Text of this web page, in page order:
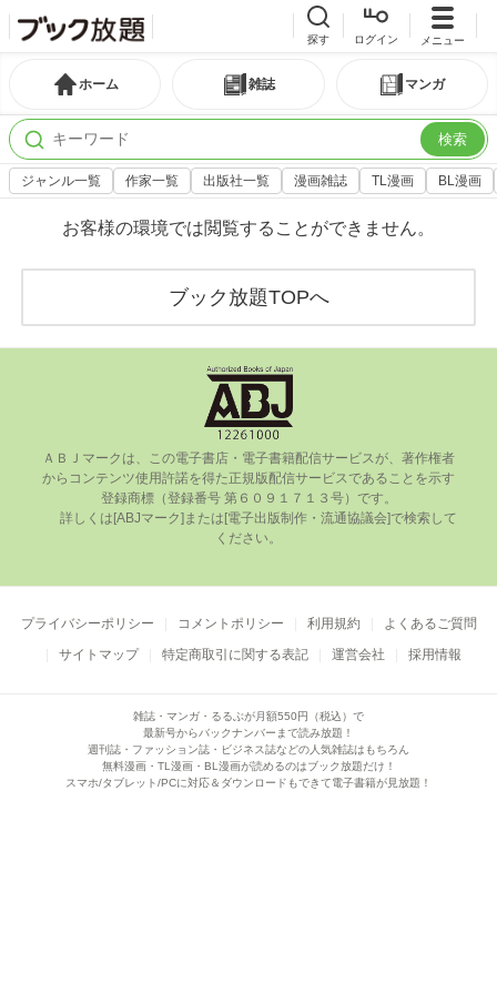
探す ログイン メニュー
ホーム 雑誌 マンガ
検索
ジャンル一覧 作家一覧 出版社一覧 漫画雑誌 TL漫画 BL漫画
お客様の環境では閲覧することができません。
ブック放題TOPへ
ＡＢＪマークは、この電⼦書店・電⼦書籍配信サービスが、著作権者
からコンテンツ使⽤許諾を得た正規版配信サービスであることを⽰す
登録商標（登録番号 第６０９１７１３号）です。
ください。
プライバシーポリシー コメントポリシー 利用規約
よくあるご質問
サイトマップ
特定商取引に関する表記 運営会社 採用情報
雑誌・マンガ・るるぶが月額550円（税込）で
最新号からバックナンバーまで読み放題！
週刊誌・ファッション誌・ビジネス誌などの人気雑誌はもちろん
無料漫画・TL漫画・BL漫画が読めるのはブック放題だけ！
スマホ/タブレット/PCに対応＆ダウンロードもできて電子書籍が見放題！